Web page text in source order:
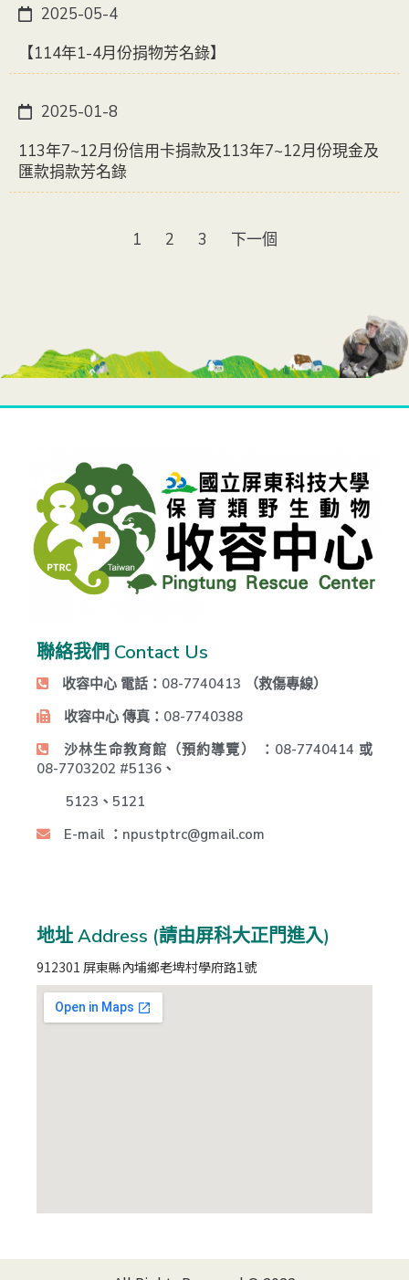
2025-05-4
【114年1-4月份捐物芳名錄】
2025-01-8
113年7~12月份信用卡捐款及113年7~12月份現金及
匯款捐款芳名錄
1 2 3 下一個
聯絡我們 Contact Us
收容中心 電話：08-7740413 （救傷專線）
收容中心 傳真：08-7740388
沙林生命教育館（預約導覽） ：08-7740414 或
08-7703202 #5136、
5123、5121
E-mail ：npustptrc@gmail.com
地址 Address (請由屏科大正門進入)
912301 屏東縣內埔鄉老埤村學府路1號